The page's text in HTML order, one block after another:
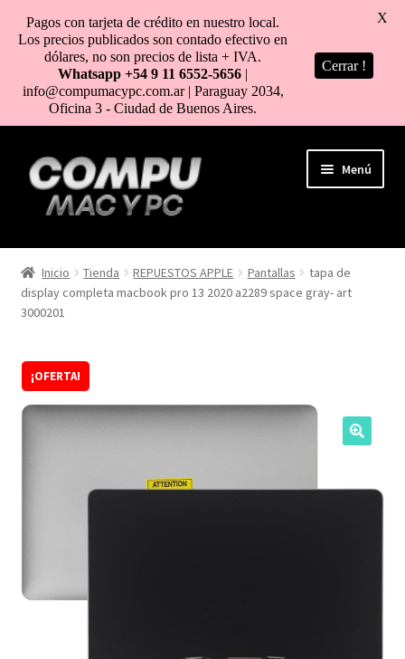
al
contenido
Menú
HOME
TIENDA
MI CUENTA
Inicio Tienda REPUESTOS APPLE Pantallas
tapa de
display completa macbook pro 13 2020 a2289 space gray- art
3000201
¡OFERTA!
Pagos con tarjeta de crédito en nuestro local.
Los precios publicados son contado efectivo en
dólares, no son precios de lista + IVA.
Whatsapp +54 9 11 6552-5656 |
info@compumacypc.com.ar | Paraguay 2034,
Oficina 3 - Ciudad de Buenos Aires.
Cerrar !
X